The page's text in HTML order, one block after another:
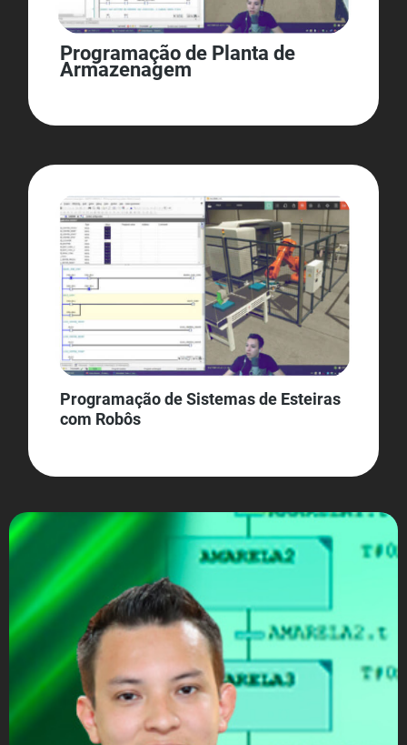
Programação de Planta de
Armazenagem
Programação de Sistemas de Esteiras
com Robôs